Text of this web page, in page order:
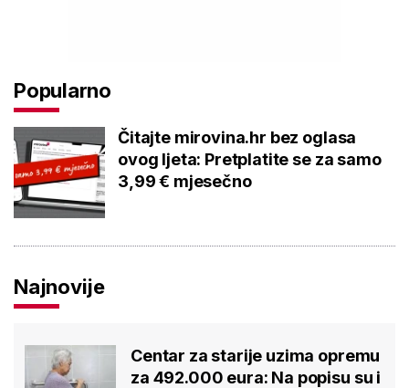
Popularno
Čitajte mirovina.hr bez oglasa
ovog ljeta: Pretplatite se za samo
3,99 € mjesečno
Najnovije
Centar za starije uzima opremu
za 492.000 eura: Na popisu su i